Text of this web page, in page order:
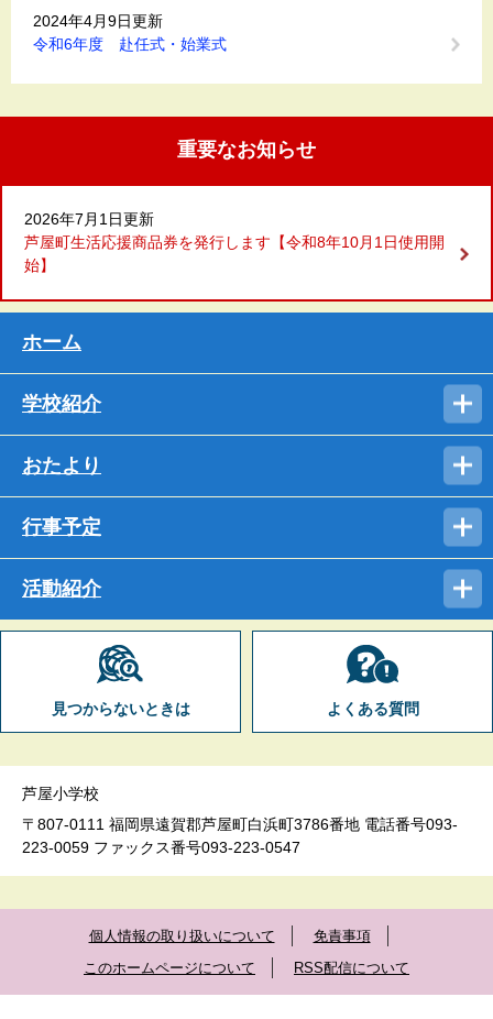
2024年4月9日更新
令和6年度 赴任式・始業式
重要なお知らせ
2026年7月1日更新
芦屋町生活応援商品券を発行します【令和8年10月1日使用開
始】
ホーム
学校紹介
おたより
行事予定
活動紹介
見つからないときは よくある質問
芦屋小学校
〒807-0111 福岡県遠賀郡芦屋町白浜町3786番地 電話番号093-
223-0059 ファックス番号093-223-0547
個人情報の取り扱いについて
免責事項
このホームページについて
RSS配信について